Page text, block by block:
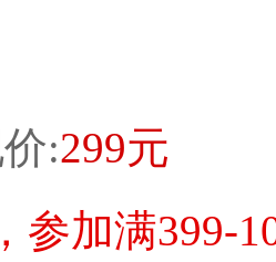
:299元
参加满399-